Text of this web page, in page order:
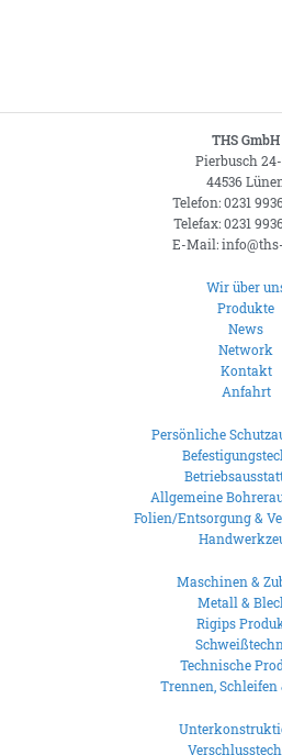
THS GmbH
Pierbusch
44536
Telefon: 0231
Telefax: 0231
E-Mail:
Wir über
Produkte
News
Network
Kontakt
Anfahrt
Persönliche
Allgemeine
Folien/Entsorgung &
Maschinen &
Metall &
Rigips
Technische
Trennen, Schleifen